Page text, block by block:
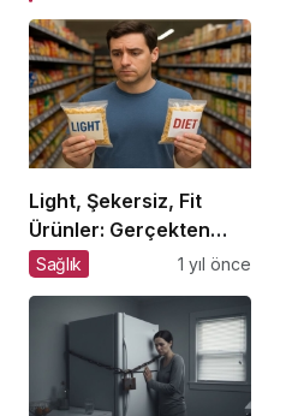
Light, Şekersiz, Fit
Ürünler: Gerçekten
Daha Sağlıklı mı?
Sağlık 1 yıl önce